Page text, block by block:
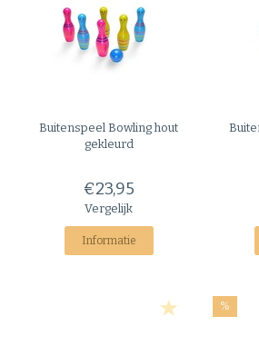
Buitenspeel Bowling hout
gekleurd
€23,95
Vergelijk
Informatie
%